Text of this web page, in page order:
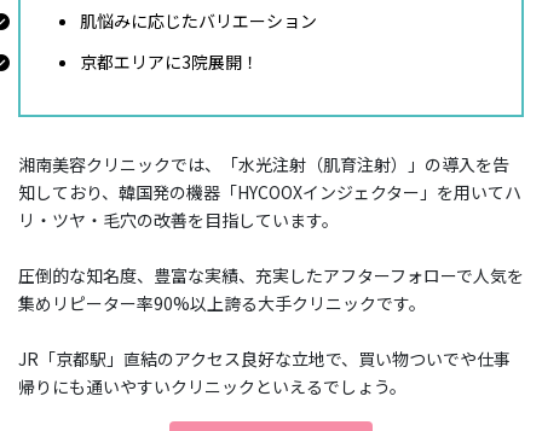
肌悩みに応じたバリエーション
京都エリアに3院展開！
湘南美容クリニックでは、「水光注射（肌育注射）」の導入を告
知しており、韓国発の機器「HYCOOXインジェクター」を用いてハ
リ・ツヤ・毛穴の改善を目指しています。
圧倒的な知名度、豊富な実績、充実したアフターフォローで人気を
集めリピーター率90%以上誇る大手クリニックです。
JR「京都駅」直結のアクセス良好な立地で、買い物ついでや仕事
帰りにも通いやすいクリニックといえるでしょう。